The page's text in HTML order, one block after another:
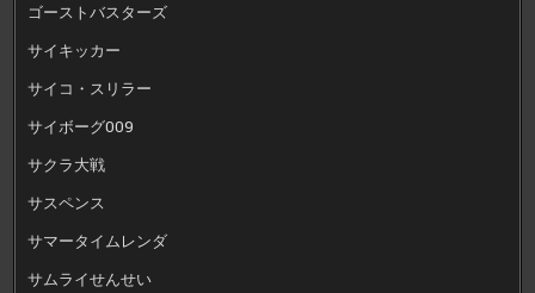
ゴーストバスターズ
サイキッカー
サイコ・スリラー
サイボーグ009
サクラ大戦
サスペンス
サマータイムレンダ
サムライせんせい